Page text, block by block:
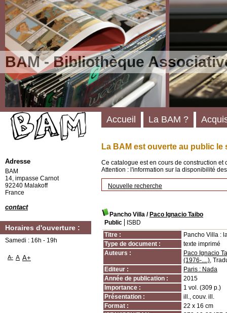
BAM - Bibliothèque
La BAM est ouverte au public le
Ce catalogue est en cours de construction
Attention : l'information sur la disponibilité
Nouvelle recherche
Pancho Villa / Paco Ignacio Taibo
Public
ISBD
Titre :
Pancho Villa :
Type de document :
texte imprimé
Auteurs :
Paco Ignacio
(1976-....),
Editeur :
Paris : Nada
Année de publication :
2015
Importance :
1 vol. (309 p.)
Présentation :
ill., couv. ill.
Format :
22 x 16 cm
Accueil La BAM ?
Adresse
BAM
14, impasse Carnot
92240 Malakoff
France
contact
Horaires d'ouverture :
Samedi : 16h - 19h
A- A A+